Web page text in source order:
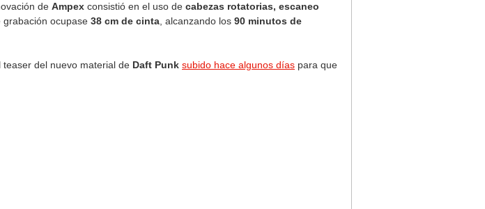
de Ampex consistió en el uso de cabezas rotatorias, escaneo
ocupase 38 cm de cinta , alcanzando los 90 minutos de
del nuevo material de Daft Punk subido hace algunos días para que